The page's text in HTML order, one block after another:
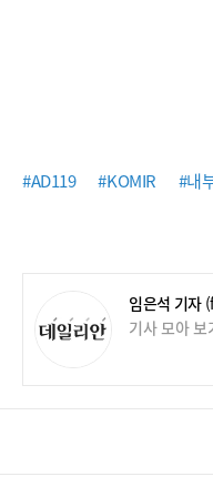
#AD119 #KOMIR #내
임은석 기자
기사 모아 보